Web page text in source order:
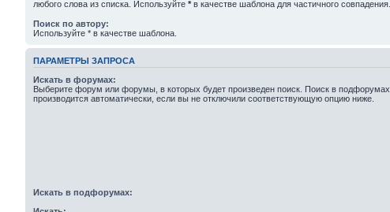
любого слова из списка. Используйте * в качестве шаблона для частичного совпадения.
Поиск по автору:
Используйте * в качестве шаблона.
ПАРАМЕТРЫ ЗАПРОСА
Искать в форумах:
Выберите форум или форумы, в которых будет произведен поиск. Поиск в подфорумах
производится автоматически, если вы не отключили соответствующую опцию ниже.
Искать в подфорумах: